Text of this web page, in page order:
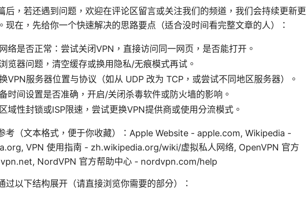
后，若还遇到问题，欢迎在评论区留言或关注我们的频道，我们会持续更新更
现在，先给你一个快速解决的思路要点（适合没时间看完整文章的人）：
络是否正常：尝试关闭VPN，直接访问同一网页，是否能打开。
览器问题，清空缓存或换用隐私/无痕模式再试。
VPN服务器位置与协议（如从 UDP 改为 TCP，或尝试不同地区服务器）。
时间设置是否准确，开启/关闭杀毒软件或防火墙的影响。
域性封锁或ISP限速，尝试更换VPN提供商或使用分流模式。
考（文本格式，便于你收藏）：Apple Website - apple.com, Wikipedia -
VPN 使用指南 - zh.wikipedia.org/wiki/虚拟私人网络, OpenVPN 官方
NordVPN 官方帮助中心 - nordvpn.com/help
过以下结构展开（请直接浏览你需要的部分）：